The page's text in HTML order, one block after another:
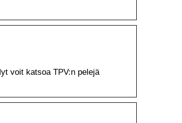
voit katsoa TPV:n pelejä